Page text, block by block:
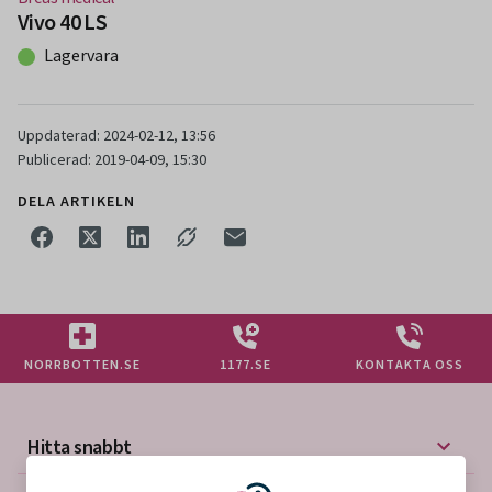
Vivo 40 LS
Lagervara
Uppdaterad: 2024-02-12, 13:56
Publicerad: 2019-04-09, 15:30
DELA ARTIKELN
NORRBOTTEN.SE 1177.SE KONTAKTA OSS
Hitta snabbt